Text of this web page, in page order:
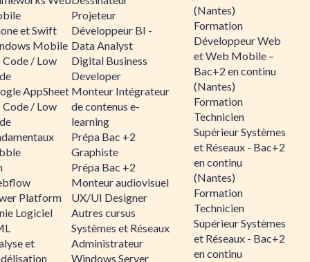
et Swift
Mobile
/ Low
AppSheet
/ Low
Platform
Logiciel
et
Projeteur
Développeur BI -
Data Analyst
Digital Business
Developer
Monteur Intégrateur
de contenus e-
learning
Prépa Bac +2
Graphiste
Prépa Bac +2
Monteur audiovisuel
UX/UI Designer
Autres cursus
Systèmes et Réseaux
Administrateur
Windows Server
(Nantes)
Formation
Développeur Web
et Web Mobile –
Bac+2 en continu
(Nantes)
Formation
Technicien
Supérieur Systèmes
et Réseaux - Bac+2
en continu
(Nantes)
Formation
Technicien
Supérieur Systèmes
et Réseaux - Bac+2
en continu